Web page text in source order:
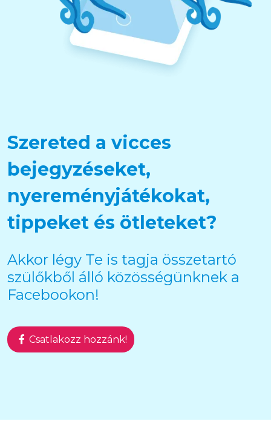
Szereted a vicces
bejegyzéseket,
nyereményjátékokat,
tippeket és ötleteket?
Akkor légy Te is tagja összetartó
szülőkből álló közösségünknek a
Facebookon!
Csatlakozz hozzánk!